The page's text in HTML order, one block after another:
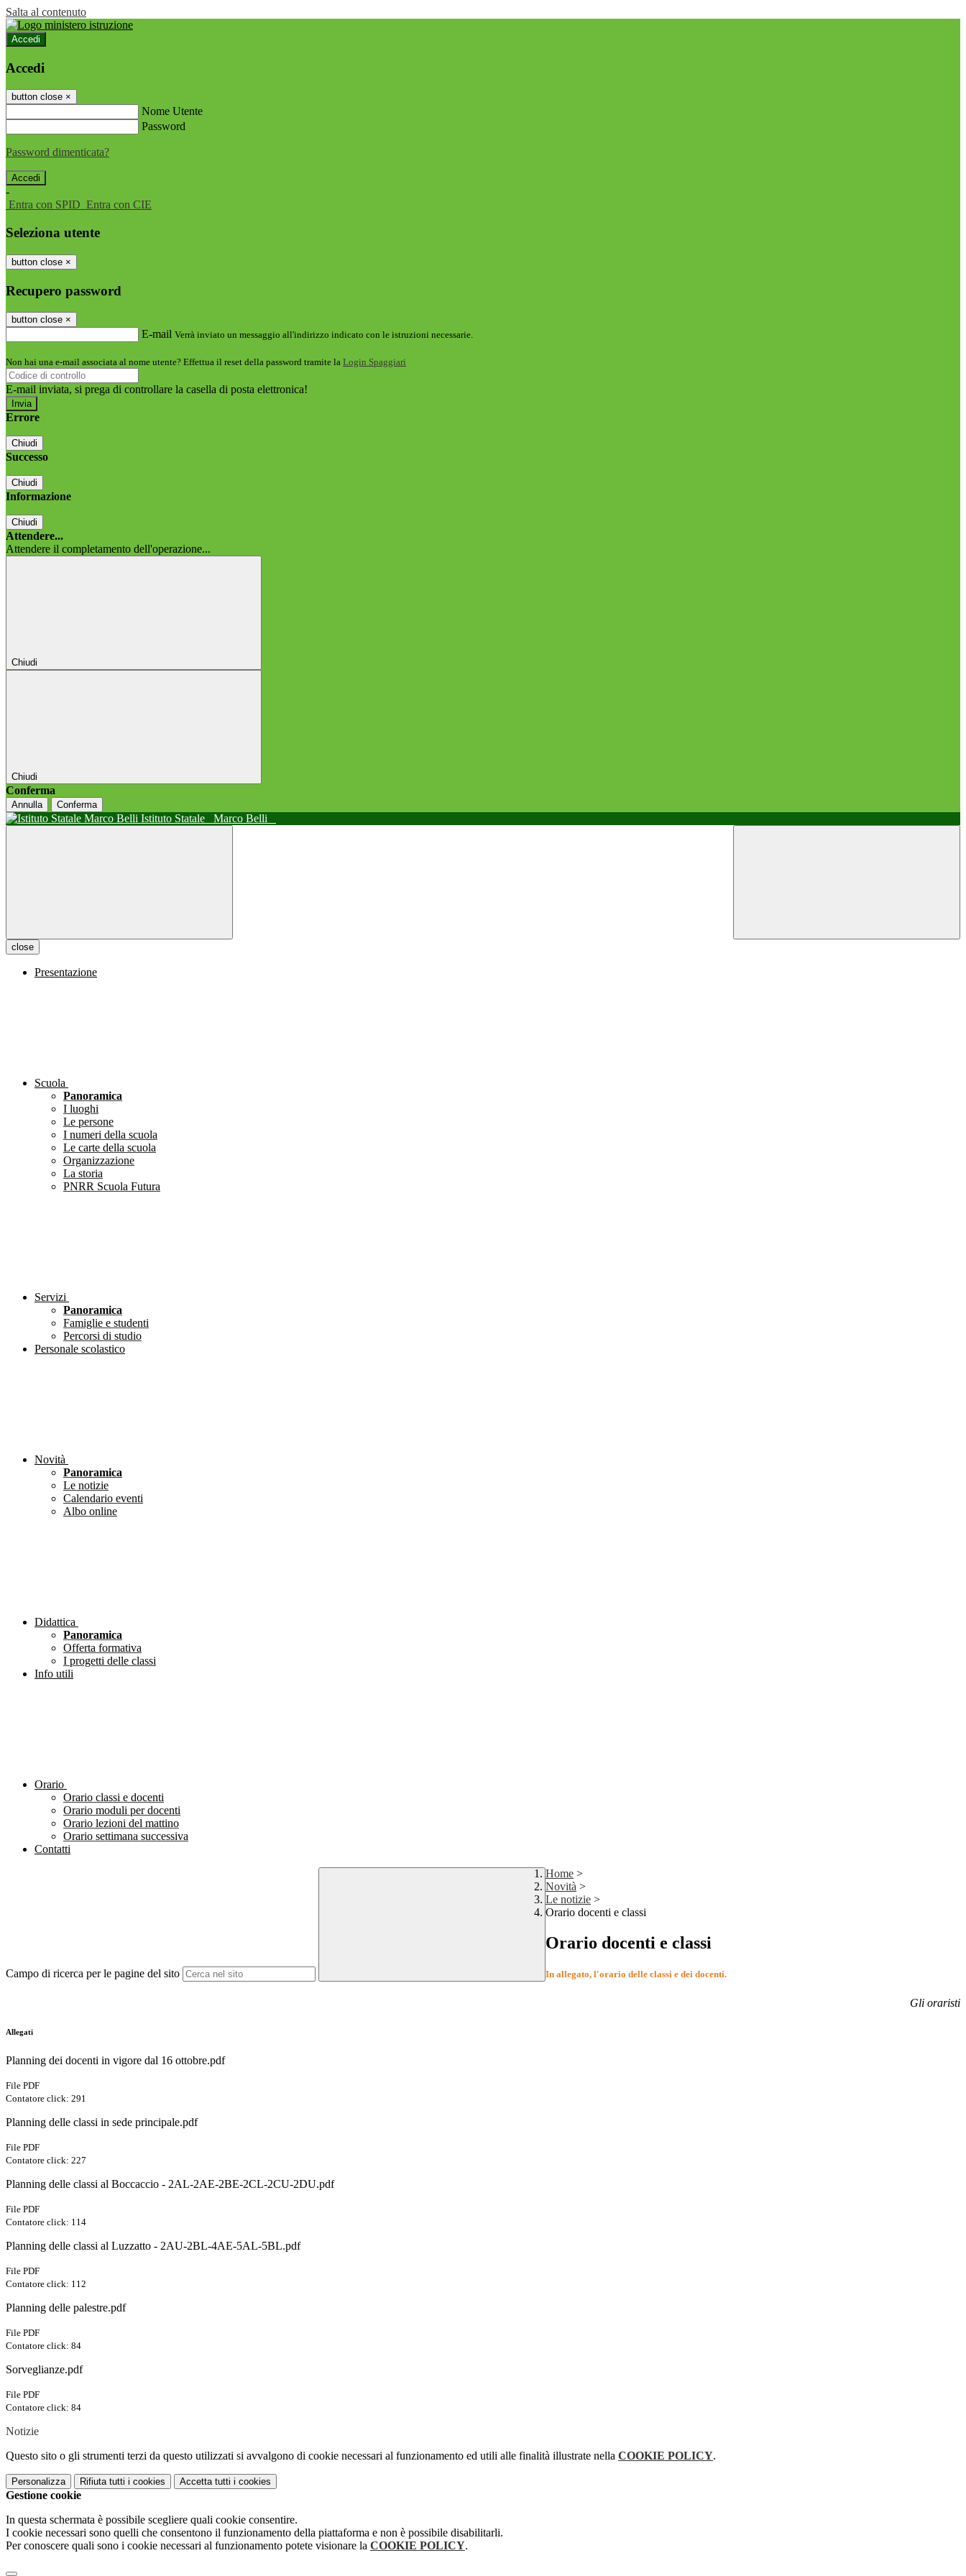
Salta al contenuto
Accedi
Accedi
button close ×
Nome Utente
Password
Password dimenticata?
-
Entra con SPID Entra con CIE
Seleziona utente
button close ×
Recupero password
button close ×
E-mail Verrà inviato un messaggio all'indirizzo indicato con le istruzioni necessarie.
Non hai una e-mail associata al nome utente? Effettua il reset della password tramite la Login Spaggiari
E-mail inviata, si prega di controllare la casella di posta elettronica!
Errore
Chiudi
Successo
Chiudi
Informazione
Chiudi
Attendere...
Attendere il completamento dell'operazione...
Chiudi
Chiudi
Conferma
Annulla Conferma
Istituto Statale Marco Belli
close
Presentazione
Scuola
Panoramica
I luoghi
Le persone
I numeri della scuola
Le carte della scuola
Organizzazione
La storia
PNRR Scuola Futura
Servizi
Panoramica
Famiglie e studenti
Percorsi di studio
Personale scolastico
Novità
Panoramica
Le notizie
Calendario eventi
Albo online
Didattica
Panoramica
Offerta formativa
I progetti delle classi
Info utili
Orario
Orario classi e docenti
Orario moduli per docenti
Orario lezioni del mattino
Orario settimana successiva
Contatti
Campo di ricerca per le pagine del sito
Home >
Novità >
Le notizie >
Orario docenti e classi
Orario docenti e classi
In allegato, l'orario delle classi e dei docenti.
Gli oraristi
Allegati
Planning dei docenti in vigore dal 16 ottobre.pdf
File PDF
Contatore click: 291
Planning delle classi in sede principale.pdf
File PDF
Contatore click: 227
Planning delle classi al Boccaccio - 2AL-2AE-2BE-2CL-2CU-2DU.pdf
File PDF
Contatore click: 114
Planning delle classi al Luzzatto - 2AU-2BL-4AE-5AL-5BL.pdf
File PDF
Contatore click: 112
Planning delle palestre.pdf
File PDF
Contatore click: 84
Sorveglianze.pdf
File PDF
Contatore click: 84
Notizie
Questo sito o gli strumenti terzi da questo utilizzati si avvalgono di cookie necessari al funzionamento ed utili alle finalità illustrate nella COOKIE POLICY.
Personalizza Rifiuta tutti i cookies Accetta tutti i cookies
Gestione cookie
In questa schermata è possibile scegliere quali cookie consentire.
I cookie necessari sono quelli che consentono il funzionamento della piattaforma e non è possibile disabilitarli.
Per conoscere quali sono i cookie necessari al funzionamento potete visionare la COOKIE POLICY.